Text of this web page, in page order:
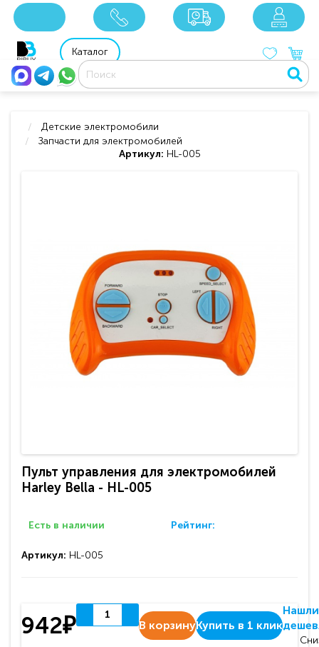
8 800 201 92 06
Каталог
Детские электромобили
Запчасти для электромобилей
Артикул: HL-005
Пульт управления для электромобилей
Harley Bella - HL-005
Есть в наличии Рейтинг:
Артикул: HL-005
942₽ В корзинуКупить в 1 клик
Нашли
xxx